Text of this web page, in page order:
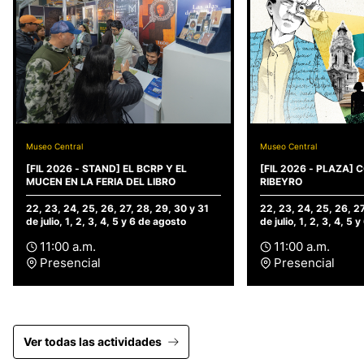
Museo Central
[FIL 2026 - STAND] EL BCRP Y EL
MUCEN EN LA FERIA DEL LIBRO
22, 23, 24, 25, 26, 27, 28, 29, 30 y 31
de julio, 1, 2, 3, 4, 5 y 6 de agosto
11:00 a.m.
Presencial
Museo Central
[FIL 2026 - PLAZA]
RIBEYRO
22, 23, 24, 25, 26,
de julio, 1, 2, 3, 4, 5
11:00 a.m.
Presencial
Ver todas las actividades